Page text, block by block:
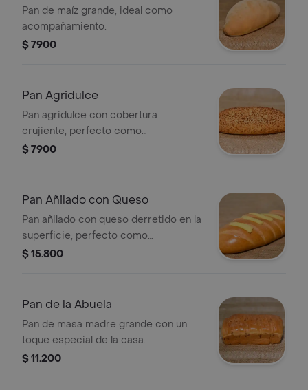
Pan de maíz grande, ideal como
acompañamiento.
$ 7900
Pan Agridulce
Pan agridulce con cobertura
crujiente, perfecto como
acompañamiento.
$ 7900
Pan Añilado con Queso
Pan añilado con queso derretido en la
superficie, perfecto como
acompañamiento.
$ 15.800
Pan de la Abuela
Pan de masa madre grande con un
toque especial de la casa.
$ 11.200